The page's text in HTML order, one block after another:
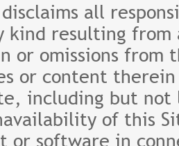
disclaims all
kind resulting
or omissions
or content
including but
of this
or software in